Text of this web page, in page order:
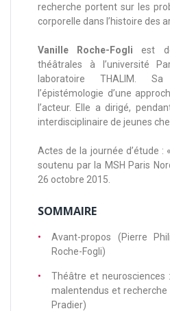
recherche portent sur les
corporelle dans l’histoire des
Vanille Roche-Fogli est
théâtrales à l’université
laboratoire THALIM.
l’épistémologie d’une
l’acteur. Elle a dirigé,
interdisciplinaire de jeunes
Actes de la journée d’étude :
soutenu par la MSH Paris
26 octobre 2015.
SOMMAIRE
Avant-propos (Pierre
Roche-Fogli)
Théâtre et
malentendus et
Pradier)